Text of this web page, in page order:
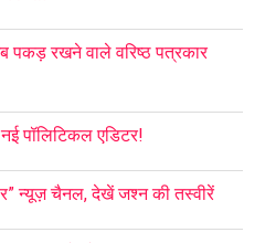
पकड़ रखने वाले वरिष्ठ पत्रकार
पॉलिटिकल एडिटर!
न्यूज़ चैनल, देखें जश्न की तस्वीरें